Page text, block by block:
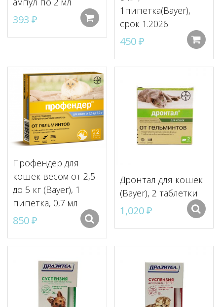
393 ₽ Добавить в корзину
1пипетка(Bayer),
срок 1.2026
450₽
Профендер для
кошек весом от 2,5
до 5 кг (Bayer), 1
пипетка, 0,7 мл
850₽ Подробнее
Дронтал для кошек
(Bayer), 2 таблетки
1,020₽